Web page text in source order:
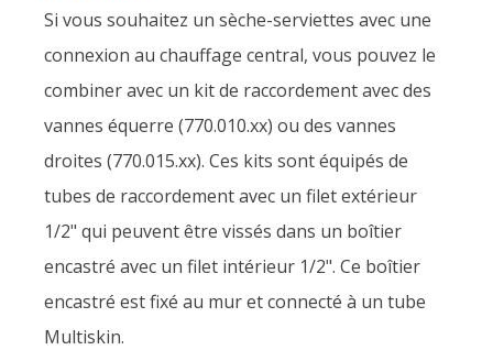
Si vous souhaitez un sèche-serviettes avec une
connexion au chauffage central, vous pouvez le
combiner avec un kit de raccordement avec des
vannes équerre (770.010.xx) ou des vannes
droites (770.015.xx). Ces kits sont équipés de
tubes de raccordement avec un filet extérieur
1/2" qui peuvent être vissés dans un boîtier
encastré avec un filet intérieur 1/2". Ce boîtier
encastré est fixé au mur et connecté à un tube
Multiskin.